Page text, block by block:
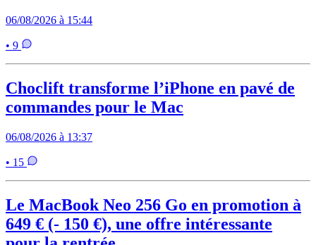
06/08/2026 à 15:44
• 9
Choclift transforme l’iPhone en pavé de
commandes pour le Mac
06/08/2026 à 13:37
• 15
Le MacBook Neo 256 Go en promotion à
649 € (- 150 €), une offre intéressante